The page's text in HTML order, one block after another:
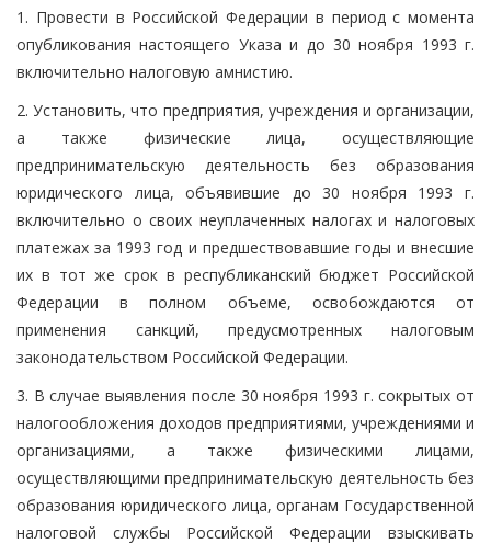
1. Провести в Российской Федерации в период с момента
опубликования настоящего Указа и до 30 ноября 1993 г.
включительно налоговую амнистию.
2. Установить, что предприятия, учреждения и организации,
а также физические лица, осуществляющие
предпринимательскую деятельность без образования
юридического лица, объявившие до 30 ноября 1993 г.
включительно о своих неуплаченных налогах и налоговых
платежах за 1993 год и предшествовавшие годы и внесшие
их в тот же срок в республиканский бюджет Российской
Федерации в полном объеме, освобождаются от
применения санкций, предусмотренных налоговым
законодательством Российской Федерации.
3. В случае выявления после 30 ноября 1993 г. сокрытых от
налогообложения доходов предприятиями, учреждениями и
организациями, а также физическими лицами,
осуществляющими предпринимательскую деятельность без
образования юридического лица, органам Государственной
налоговой службы Российской Федерации взыскивать